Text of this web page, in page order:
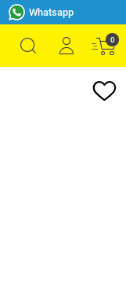
Whatsapp
0